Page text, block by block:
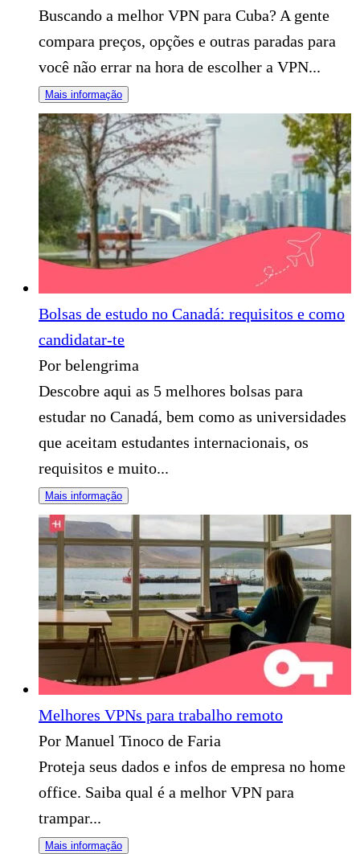
Buscando a melhor VPN para Cuba? A gente
compara preços, opções e outras paradas para
você não errar na hora de escolher a VPN...
Mais informação
Bolsas de estudo no Canadá: requisitos e como
candidatar-te
Por belengrima
Descobre aqui as 5 melhores bolsas para
estudar no Canadá, bem como as universidades
que aceitam estudantes internacionais, os
requisitos e muito...
Mais informação
​Melhores VPNs para trabalho remoto
Por Manuel Tinoco de Faria
Proteja seus dados e infos de empresa no home
office. Saiba qual é a melhor VPN para
trampar...
Mais informação